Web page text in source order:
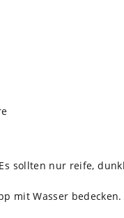
soll­ten nur reife,
mit Was­ser